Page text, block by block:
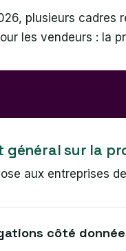
plusieurs cadres
les vendeurs : la
général sur la
aux entreprises
côté